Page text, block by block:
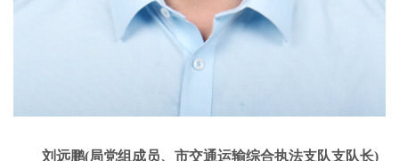
刘远鹏(局党组成员、市交通运输综合执法支队支队长)